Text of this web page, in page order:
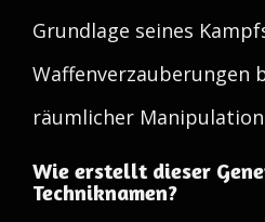
Grundlage seines
Waffenverzauberungen
räumlicher
Wie erstellt dieser
Techniknamen?